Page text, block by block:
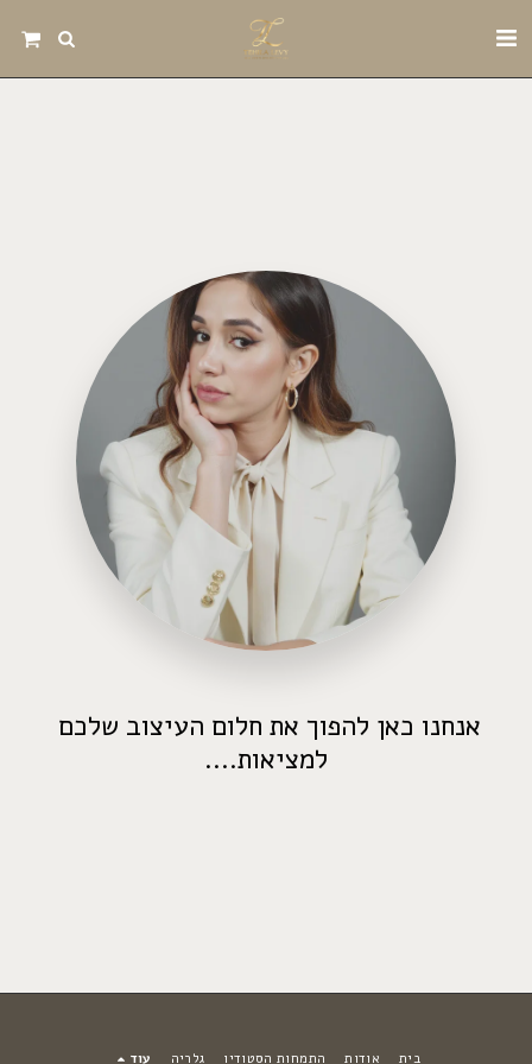
למציאות....
בית אודות התמחות הסטודיו גלריה עוד